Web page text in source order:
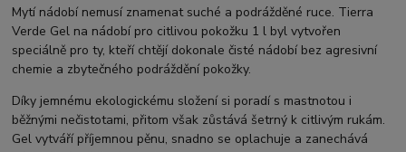
Mytí nádobí nemusí znamenat suché a podrážděné ruce. Tierra
Verde Gel na nádobí pro citlivou pokožku 1 l byl vytvořen
speciálně pro ty, kteří chtějí dokonale čisté nádobí bez agresivní
chemie a zbytečného podráždění pokožky.
Díky jemnému ekologickému složení si poradí s mastnotou i
běžnými nečistotami, přitom však zůstává šetrný k citlivým rukám.
Gel vytváří příjemnou pěnu, snadno se oplachuje a zanechává